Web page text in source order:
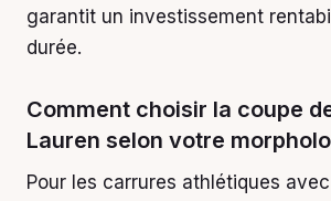
garantit un investissement
durée.
Comment choisir la coupe
Lauren selon votre
Pour les carrures athlétiques